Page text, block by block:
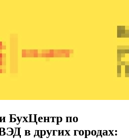
БухЦентр по
в других городах: